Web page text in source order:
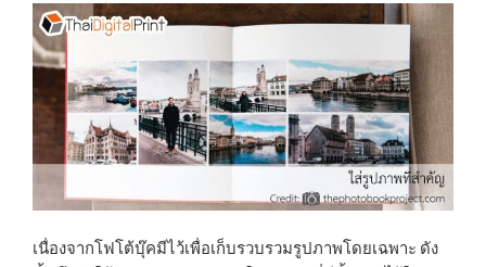
เนื่องจากโฟโต้บุ๊คมีไว้เพื่อเก็บรวบรวมรูปภาพโดยเฉพาะ ดัง